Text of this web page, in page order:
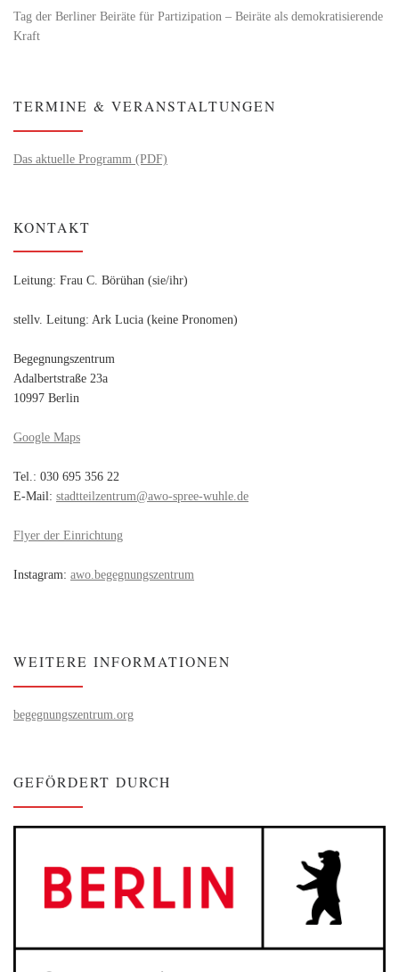
Tag der Berliner Beiräte für Partizipation – Beiräte als demokratisierende
Kraft
TERMINE & VERANSTALTUNGEN
Das aktuelle Programm (PDF)
KONTAKT
Leitung: Frau C. Börühan (sie/ihr)
stellv. Leitung: Ark Lucia (keine Pronomen)
Begegnungszentrum
Adalbertstraße 23a
10997 Berlin
Google Maps
Tel.: 030 695 356 22
E-Mail: stadtteilzentrum@awo-spree-wuhle.de
Flyer der Einrichtung
Instagram: awo.begegnungszentrum
WEITERE INFORMATIONEN
begegnungszentrum.org
GEFÖRDERT DURCH